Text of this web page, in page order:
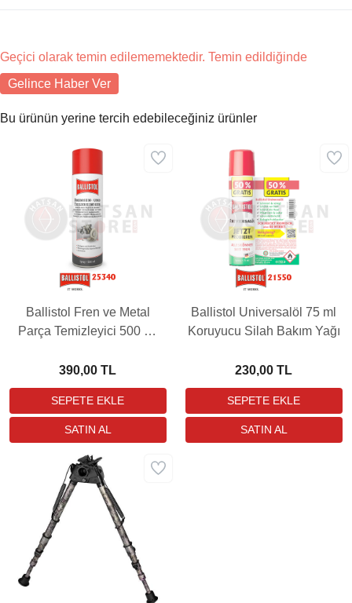
Geçici olarak temin edilememektedir. Temin edildiğinde
Gelince Haber Ver
Bu ürünün yerine tercih edebileceğiniz ürünler
Ballistol Fren ve Metal
Parça Temizleyici 500 ml
390,00 TL
Ballistol Universalöl 75 ml
Koruyucu Silah Bakım Yağı
230,00 TL